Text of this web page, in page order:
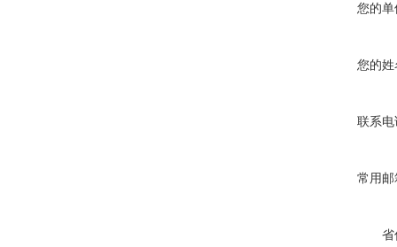
您的
您的
联系
常用
省